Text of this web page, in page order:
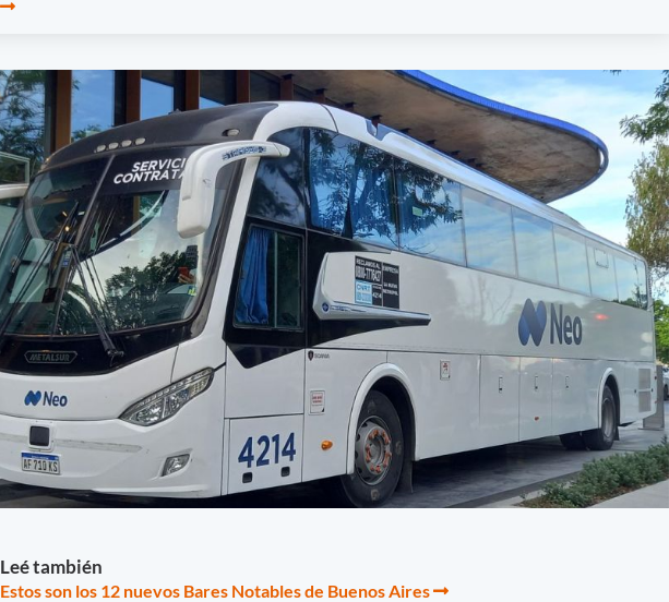
Leé también
Estos son los 12 nuevos Bares Notables de Buenos Aires